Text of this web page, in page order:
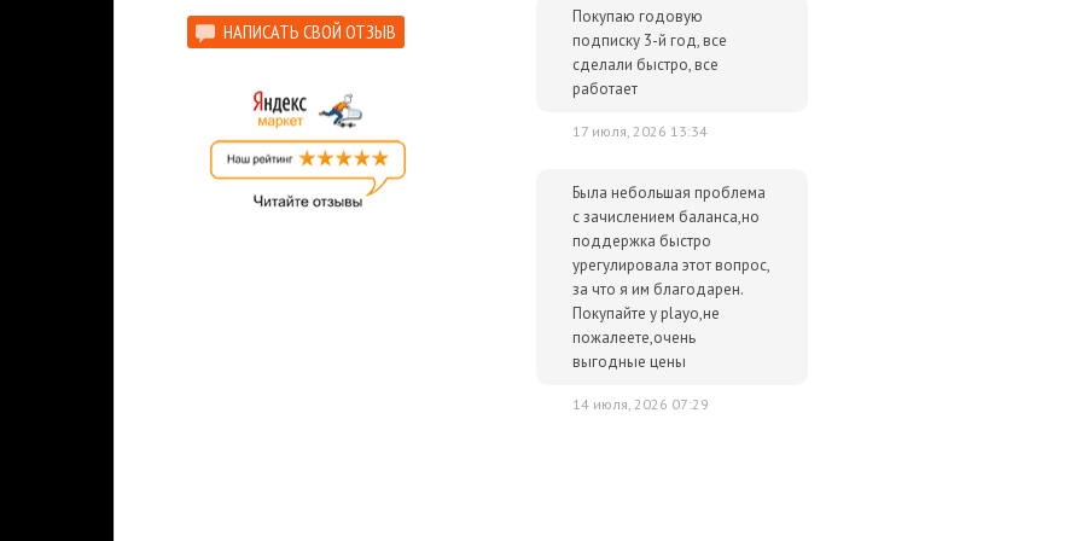
на рынке, тысячи проданных ключей и масса положительных отзывов.
Мгновенная доставка: купленный вами товар сразу после оплаты отобразится в Личном кабинете и будет
отправлен на указанную вами электронную почту.
Гарантия низкой цены.Мы внимательно следим за тем, чтобы наше предложение было действительно
лучшим для покупателя. Если вы нашли цену ниже - просто сообщите нам об этом.
Накопительные скидки.Все последующие покупки для вас всегда будут дешевле розничной цены. При этом
выгода будет расти вместе с объемом покупок.
Кооперативные игры Игры на выживание
НАПИСАТЬ СВОЙ ОТЗЫВ
Покупаю годовую
подписку 3-й год, все
сделали быстро, все
работает
17 июля, 2026 13:34
Была небольшая проблема
с зачислением баланса,но
поддержка быстро
урегулировала этот вопрос,
за что я им благодарен.
Покупайте у playo,не
пожалеете,очень
выгодные цены
14 июля, 2026 07:29